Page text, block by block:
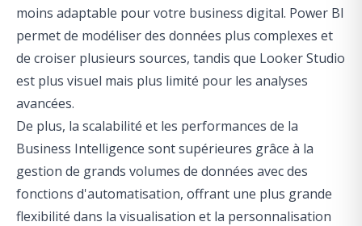
moins adaptable pour votre business digital. Power BI
permet de modéliser des données plus complexes et
de croiser plusieurs sources, tandis que Looker Studio
est plus visuel mais plus limité pour les analyses
avancées.
De plus, la scalabilité et les performances de la
Business Intelligence sont supérieures grâce à la
gestion de grands volumes de données avec des
fonctions d'automatisation, offrant une plus grande
flexibilité dans la visualisation et la personnalisation